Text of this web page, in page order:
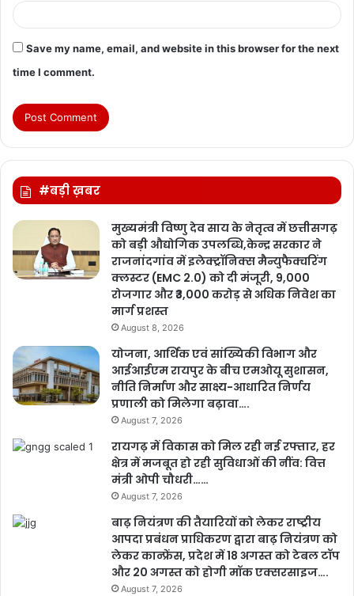
Save my name, email, and website in this browser for the next
time I comment.
#बड़ी ख़बर
मुख्यमंत्री विष्णु देव साय के नेतृत्व में छत्तीसगढ़
को बड़ी औद्योगिक उपलब्धि,केन्द्र सरकार ने
राजनांदगांव में इलेक्ट्रॉनिक्स मैन्युफैक्चरिंग
क्लस्टर (EMC 2.0) को दी मंजूरी, 9,000
रोजगार और ₹3,000 करोड़ से अधिक निवेश का
मार्ग प्रशस्त
August 8, 2026
योजना, आर्थिक एवं सांख्यिकी विभाग और
आईआईएम रायपुर के बीच एमओयू सुशासन,
नीति निर्माण और साक्ष्य-आधारित निर्णय
प्रणाली को मिलेगा बढ़ावा….
August 7, 2026
रायगढ़ में विकास को मिल रही नई रफ्तार, हर
क्षेत्र में मजबूत हो रही सुविधाओं की नींव: वित्त
मंत्री ओपी चौधरी……
August 7, 2026
बाढ़ नियंत्रण की तैयारियों को लेकर राष्ट्रीय
आपदा प्रबंधन प्राधिकरण द्वारा बाढ़ नियंत्रण को
लेकर कान्फ्रेंस, प्रदेश में 18 अगस्त को टेबल टॉप
और 20 अगस्त को होगी मॉक एक्सरसाइज….
August 7, 2026